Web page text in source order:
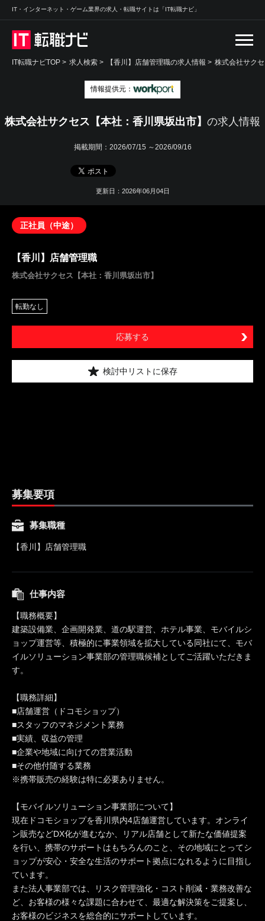
IT・インターネット・ゲーム業界の求人・転職サイトは「IT転職ナビ」
IT転職ナビTOP > 求人検索 > 【香川】店舗管理職の求人情報 > 株式会社サク
情報提供元：
株式会社サクセス【本社：香川県坂出市】 の求人情報
掲載期間： 2026/07/15 ～2026/09/16
更新日：2026年06月04日
正社員（中途）
【香川】店舗管理職
株式会社サクセス【本社：香川県坂出市】
転勤なし
応募する
検討中リストに保存
募集要項
募集職種
【香川】店舗管理職
仕事内容
【職務概要】
建築設備業、企画開発業、道の駅運営、ホテル事業、モバイルシ
ョップ運営等、積極的に事業領域を拡大している同社にて、モバ
イルソリューション事業部の管理職候補としてご活躍いただきま
す。
【職務詳細】
■店舗運営（ドコモショップ）
■スタッフのマネジメント業務
■実績、収益の管理
■企業や地域に向けての営業活動
■その他付随する業務
※携帯販売の経験は特に必要ありません。
【モバイルソリューション事業部について】
現在ドコモショップを香川県内4店舗運営しています。オンライ
ン販売などDX化が進むなか、リアル店舗として新たな価値提案
を行い、携帯のサポートはもちろんのこと、その地域にとってシ
ョップが安心・安全な生活のサポート拠点になれるように目指し
ています。
また法人事業部では、リスク管理強化・コスト削減・業務改善な
ど、お客様の様々な課題に合わせて、最適な解決策をご提案し、
お客様のビジネスを総合的にサポートしています。